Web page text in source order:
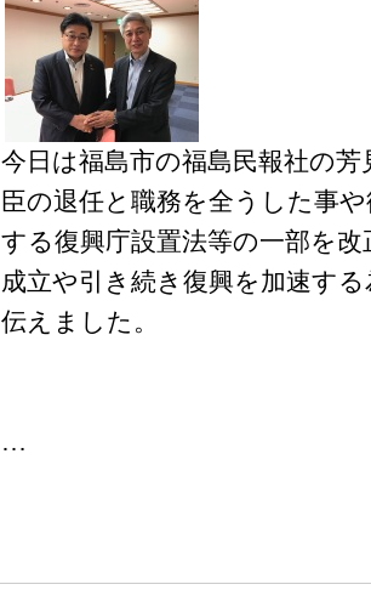
今日は福島市の福島民報社の
臣の退任と職務を全うした事
する復興庁設置法等の一部を
成立や引き続き復興を加速す
伝えました。
…